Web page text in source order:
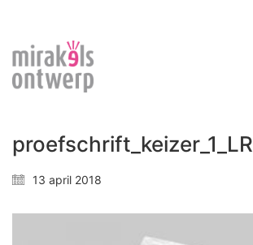
proefschrift_keizer_1_LR
13 april 2018